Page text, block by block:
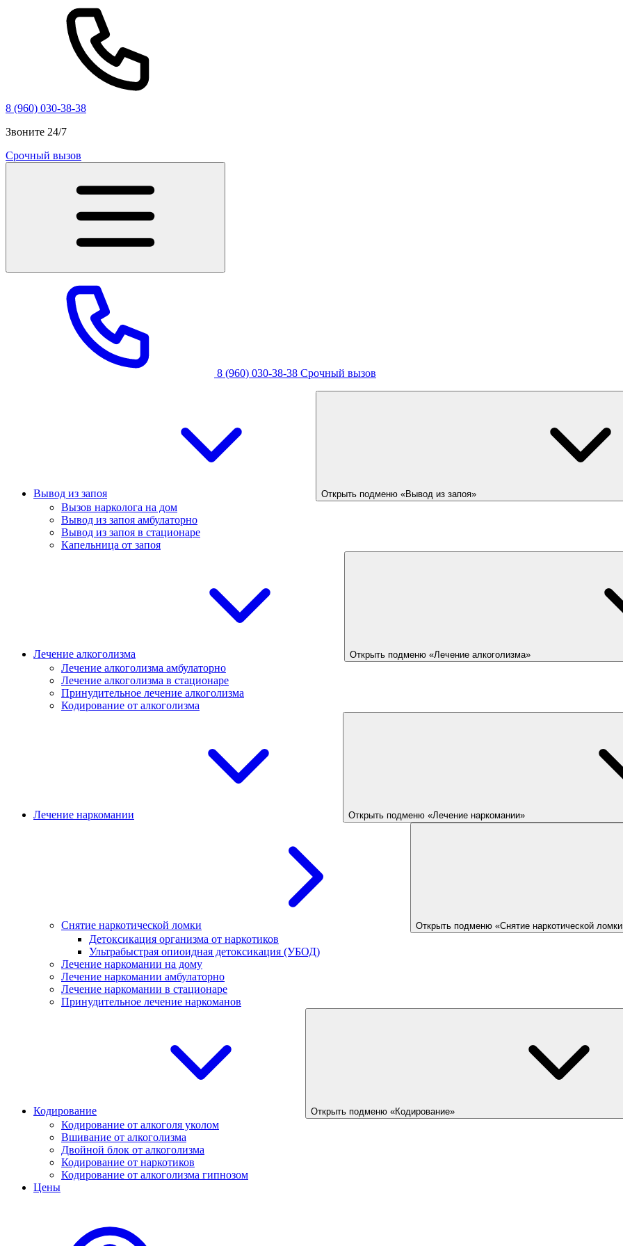
8 (960) 030-38-38
Звоните 24/7
Срочный вызов
8 (960) 030-38-38 Срочный вызов
Вывод из запоя Открыть подменю «Вывод из запоя»
Вызов нарколога на дом
Вывод из запоя амбулаторно
Вывод из запоя в стационаре
Капельница от запоя
Лечение алкоголизма Открыть подменю «Лечение алкоголизма»
Лечение алкоголизма амбулаторно
Лечение алкоголизма в стационаре
Принудительное лечение алкоголизма
Кодирование от алкоголизма
Лечение наркомании Открыть подменю «Лечение наркомании»
Снятие наркотической ломки Открыть подменю «Снятие наркотической
Детоксикация организма от наркотиков
Ультрабыстрая опиоидная детоксикация (УБОД)
Лечение наркомании на дому
Лечение наркомании амбулаторно
Лечение наркомании в стационаре
Принудительное лечение наркоманов
Кодирование Открыть подменю «Кодирование»
Кодирование от алкоголя уколом
Вшивание от алкоголизма
Двойной блок от алкоголизма
Кодирование от наркотиков
Кодирование от алкоголизма гипнозом
Цены